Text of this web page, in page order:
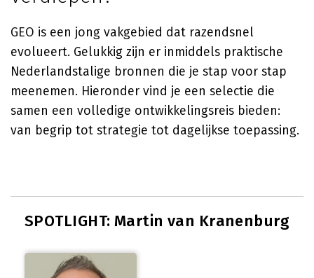
GEO is een jong vakgebied dat razendsnel
evolueert. Gelukkig zijn er inmiddels praktische
Nederlandstalige bronnen die je stap voor stap
meenemen. Hieronder vind je een selectie die
samen een volledige ontwikkelingsreis bieden:
van begrip tot strategie tot dagelijkse toepassing.
SPOTLIGHT: Martin van Kranenburg